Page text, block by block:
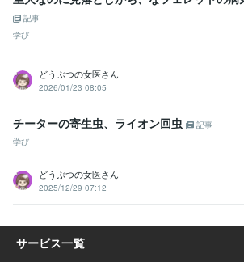
記事
学び
どうぶつの女医さん
2026/01/23 08:05
チーターの寄生虫、ライオン回虫
記事
学び
どうぶつの女医さん
2025/12/29 07:12